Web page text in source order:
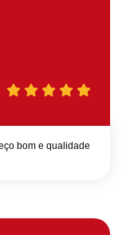
bom e qualidade